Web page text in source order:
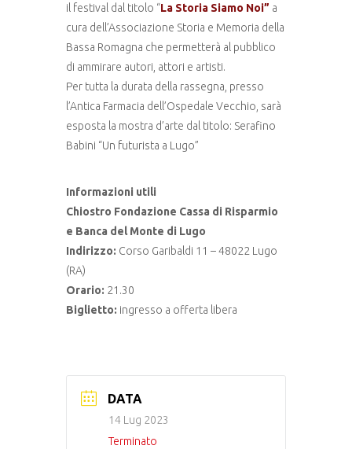
il festival dal titolo “La Storia Siamo Noi” a
cura dell’Associazione Storia e Memoria della
Bassa Romagna che permetterà al pubblico
di ammirare autori, attori e artisti.
Per tutta la durata della rassegna, presso
l’Antica Farmacia dell’Ospedale Vecchio, sarà
esposta la mostra d’arte dal titolo: Serafino
Babini “Un futurista a Lugo”
Informazioni utili
Chiostro Fondazione Cassa di Risparmio
e Banca del Monte di Lugo
Indirizzo: Corso Garibaldi 11 – 48022 Lugo
(RA)
Orario: 21.30
Biglietto: ingresso a offerta libera
DATA
14 Lug 2023
Terminato